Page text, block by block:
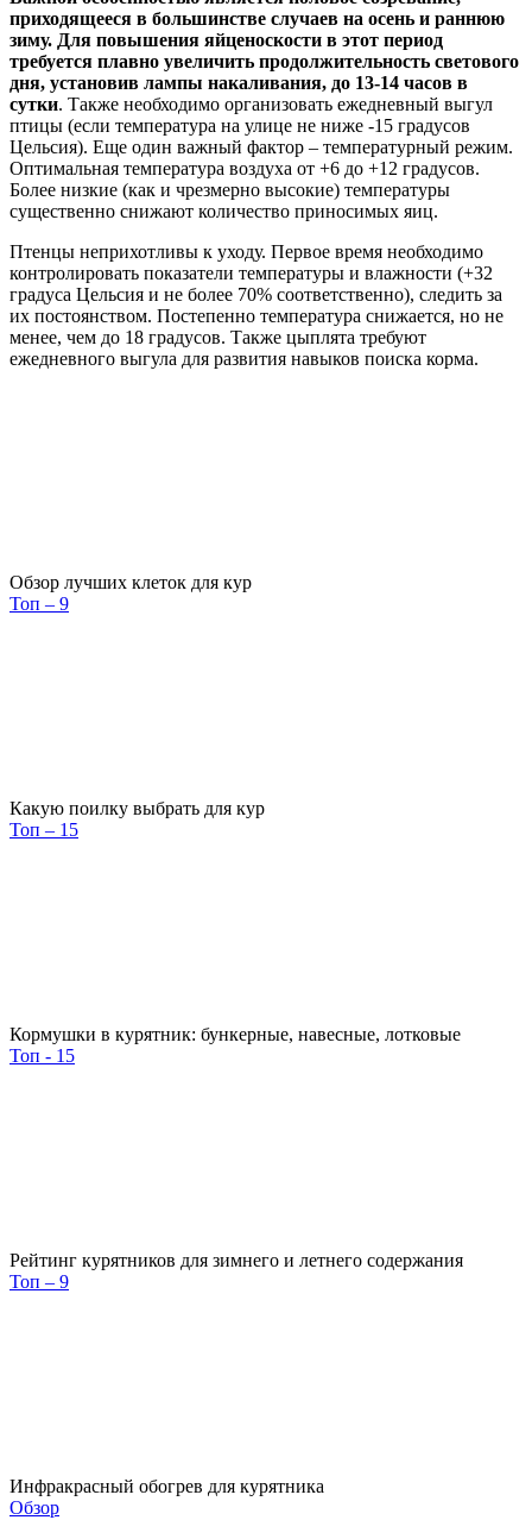
приходящееся в большинстве случаев на осень и раннюю
зиму. Для повышения яйценоскости в этот период
требуется плавно увеличить продолжительность светового
дня, установив лампы накаливания, до 13-14 часов в
сутки. Также необходимо организовать ежедневный выгул
птицы (если температура на улице не ниже -15 градусов
Цельсия). Еще один важный фактор – температурный режим.
Оптимальная температура воздуха от +6 до +12 градусов.
Более низкие (как и чрезмерно высокие) температуры
существенно снижают количество приносимых яиц.
Птенцы неприхотливы к уходу. Первое время необходимо
контролировать показатели температуры и влажности (+32
градуса Цельсия и не более 70% соответственно), следить за
их постоянством. Постепенно температура снижается, но не
менее, чем до 18 градусов. Также цыплята требуют
ежедневного выгула для развития навыков поиска корма.
Обзор лучших клеток для кур
Топ – 9
Какую поилку выбрать для кур
Топ – 15
Кормушки в курятник: бункерные, навесные, лотковые
Топ - 15
Рейтинг курятников для зимнего и летнего содержания
Топ – 9
Инфракрасный обогрев для курятника
Обзор